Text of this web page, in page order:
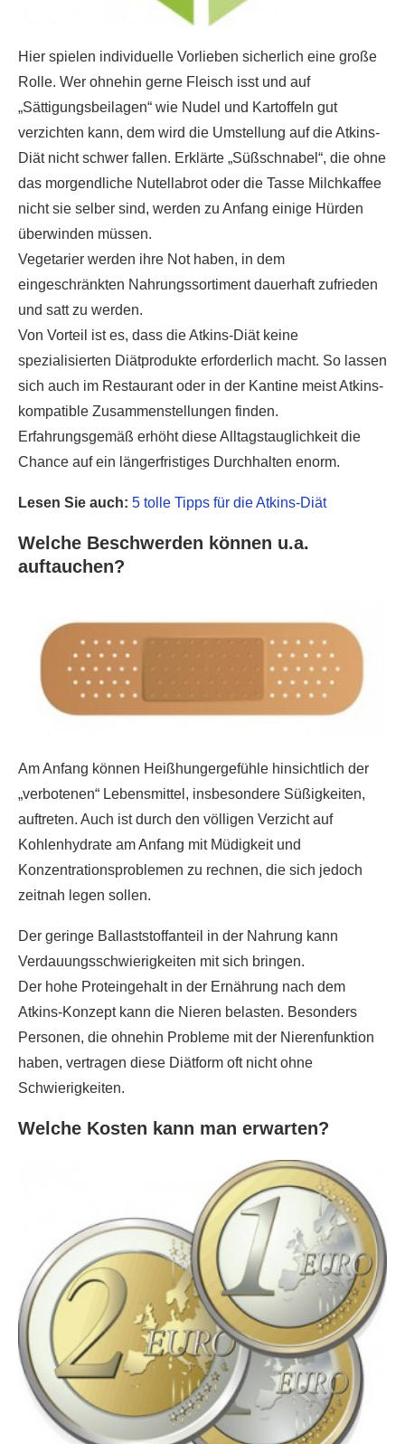
Hier spielen individuelle Vorlieben sicherlich eine große
Rolle. Wer ohnehin gerne Fleisch isst und auf
„Sättigungsbeilagen“ wie Nudel und Kartoffeln gut
verzichten kann, dem wird die Umstellung auf die Atkins-
Diät nicht schwer fallen. Erklärte „Süßschnabel“, die ohne
das morgendliche Nutellabrot oder die Tasse Milchkaffee
nicht sie selber sind, werden zu Anfang einige Hürden
überwinden müssen.
Vegetarier werden ihre Not haben, in dem
eingeschränkten Nahrungssortiment dauerhaft zufrieden
und satt zu werden.
Von Vorteil ist es, dass die Atkins-Diät keine
spezialisierten Diätprodukte erforderlich macht. So lassen
sich auch im Restaurant oder in der Kantine meist Atkins-
kompatible Zusammenstellungen finden.
Erfahrungsgemäß erhöht diese Alltagstauglichkeit die
Chance auf ein längerfristiges Durchhalten enorm.
Lesen Sie auch: 5 tolle Tipps für die Atkins-Diät
Welche Beschwerden können u.a.
auftauchen?
Am Anfang können Heißhungergefühle hinsichtlich der
„verbotenen“ Lebensmittel, insbesondere Süßigkeiten,
auftreten. Auch ist durch den völligen Verzicht auf
Kohlenhydrate am Anfang mit Müdigkeit und
Konzentrationsproblemen zu rechnen, die sich jedoch
zeitnah legen sollen.
Der geringe Ballaststoffanteil in der Nahrung kann
Verdauungsschwierigkeiten mit sich bringen.
Der hohe Proteingehalt in der Ernährung nach dem
Atkins-Konzept kann die Nieren belasten. Besonders
Personen, die ohnehin Probleme mit der Nierenfunktion
haben, vertragen diese Diätform oft nicht ohne
Schwierigkeiten.
Welche Kosten kann man erwarten?